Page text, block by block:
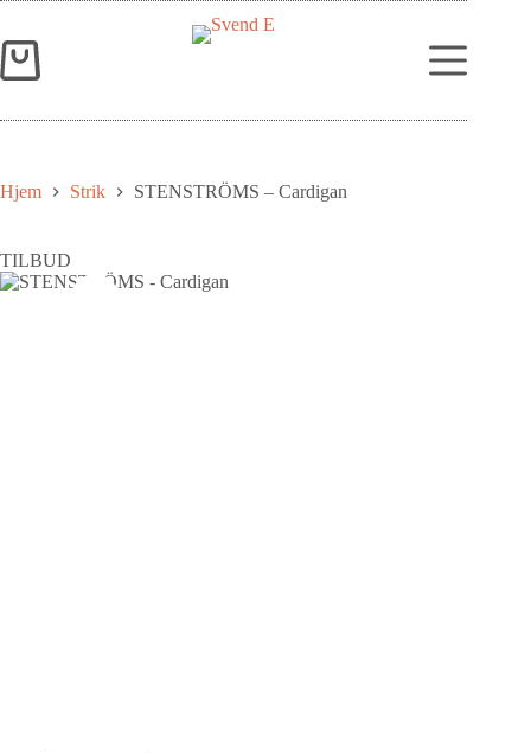
Hjem Strik STENSTRÖMS – Cardigan
TILBUD